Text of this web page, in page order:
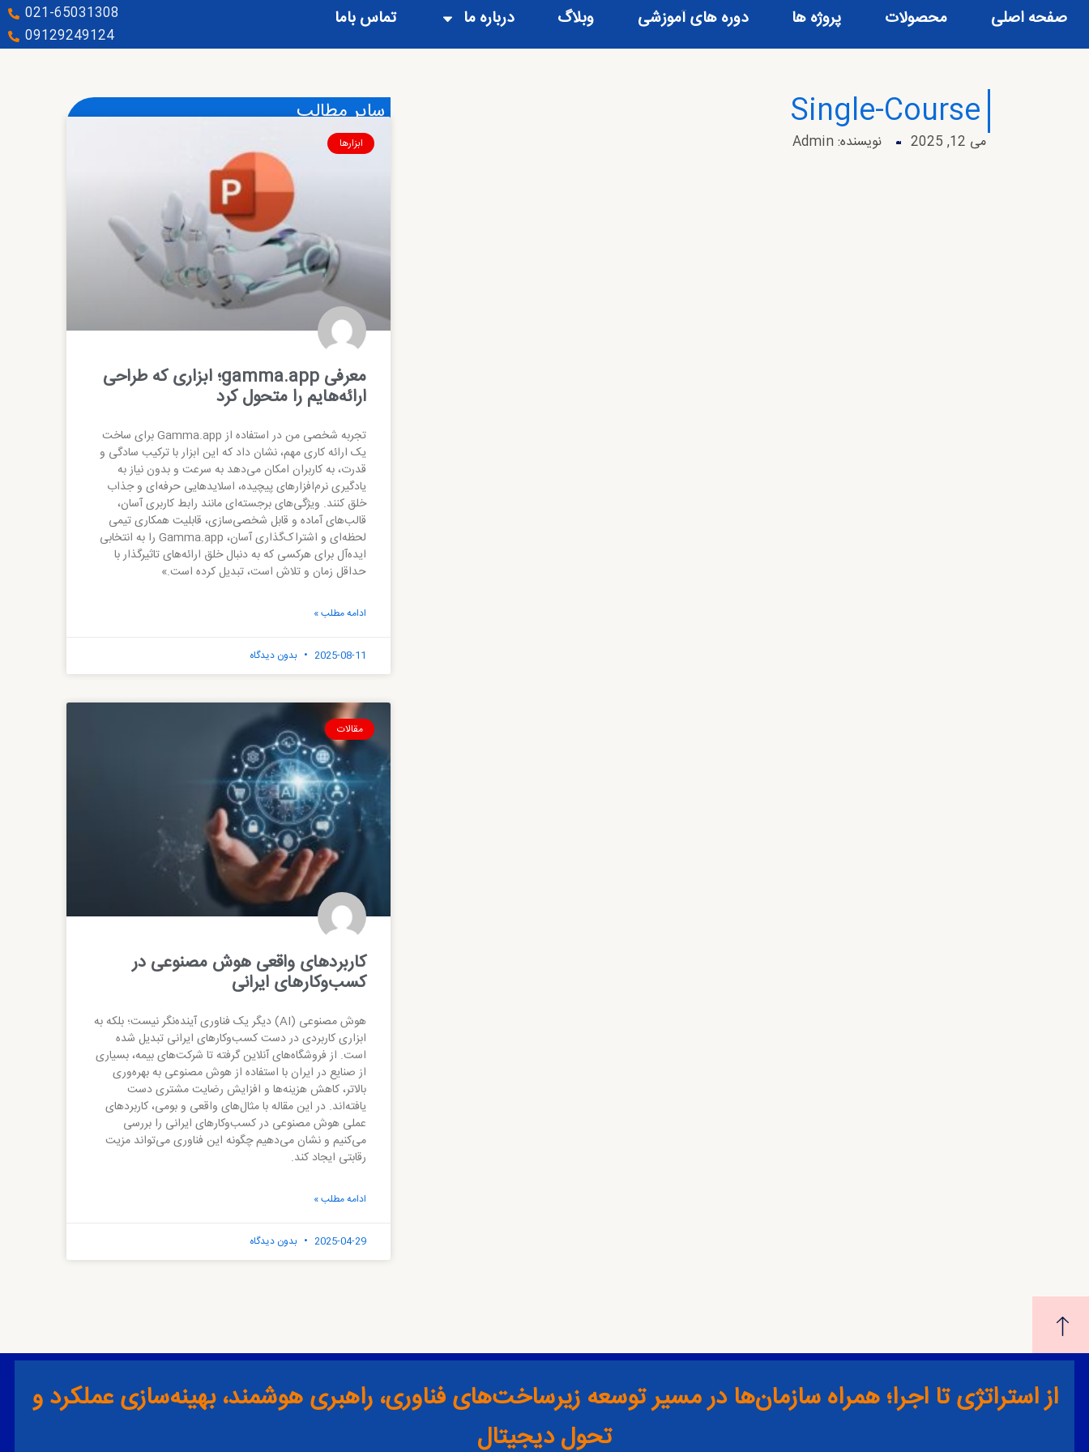
صفحه اصلی محصولات پروژه ها دوره های آموزشی وبلاگ درباره ما تماس باما
021-65031308
09129249124
Single-Course
می 12, 2025 نویسنده: Admin
سایر مطالب
ابزارها
معرفی gamma.app؛ ابزاری که طراحی
ارائه‌هایم را متحول کرد
تجربه شخصی من در استفاده از Gamma.app برای ساخت
یک ارائه کاری مهم، نشان داد که این ابزار با ترکیب سادگی و
قدرت، به کاربران امکان می‌دهد به سرعت و بدون نیاز به
یادگیری نرم‌افزارهای پیچیده، اسلایدهایی حرفه‌ای و جذاب
خلق کنند. ویژگی‌های برجسته‌ای مانند رابط کاربری آسان،
قالب‌های آماده و قابل شخصی‌سازی، قابلیت همکاری تیمی
لحظه‌ای و اشتراک‌گذاری آسان، Gamma.app را به انتخابی
ایده‌آل برای هرکسی که به دنبال خلق ارائه‌های تاثیرگذار با
حداقل زمان و تلاش است، تبدیل کرده است.»
ادامه مطلب »
2025-08-11 بدون دیدگاه
مقالات
کاربردهای واقعی هوش مصنوعی در
کسب‌وکارهای ایرانی
هوش مصنوعی (AI) دیگر یک فناوری آینده‌نگر نیست؛ بلکه به
ابزاری کاربردی در دست کسب‌وکارهای ایرانی تبدیل شده
است. از فروشگاه‌های آنلاین گرفته تا شرکت‌های بیمه، بسیاری
از صنایع در ایران با استفاده از هوش مصنوعی به بهره‌وری
بالاتر، کاهش هزینه‌ها و افزایش رضایت مشتری دست
یافته‌اند. در این مقاله با مثال‌های واقعی و بومی، کاربردهای
عملی هوش مصنوعی در کسب‌وکارهای ایرانی را بررسی
می‌کنیم و نشان می‌دهیم چگونه این فناوری می‌تواند مزیت
رقابتی ایجاد کند.
ادامه مطلب »
2025-04-29 بدون دیدگاه
از استراتژی تا اجرا؛ همراه سازمان‌ها در مسیر توسعه زیرساخت‌های فناوری، راهبری هوشمند، بهینه‌سازی عملکرد و
تحول دیجیتال